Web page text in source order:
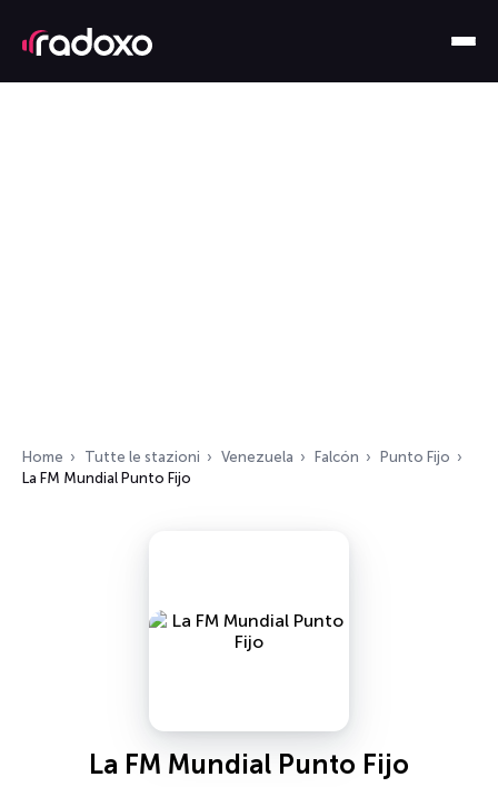
Home Tutte le stazioni Venezuela Falcón
Punto Fijo
La FM Mundial Punto Fijo
La FM Mundial Punto Fijo